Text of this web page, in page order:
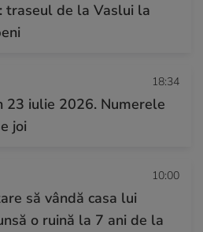
traseul de la Vaslui la
18:34
23 iulie 2026. Numerele
joi
10:00
să vândă casa lui
o ruină la 7 ani de la